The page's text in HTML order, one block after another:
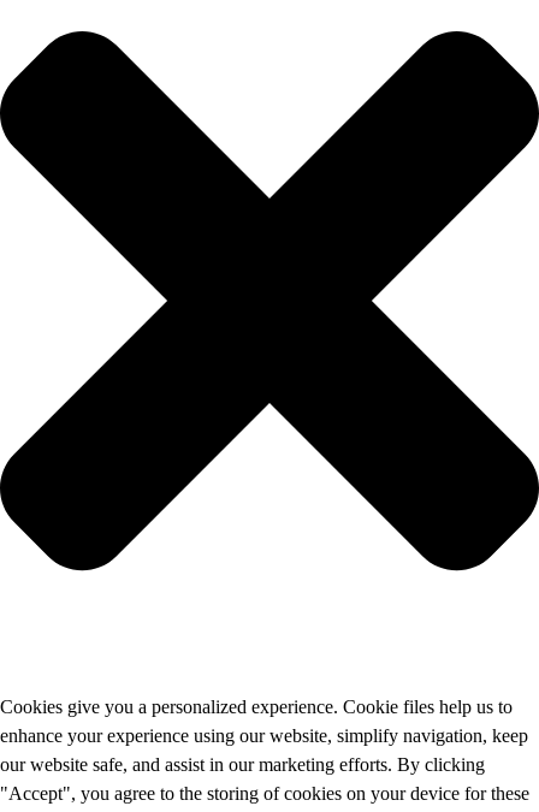
Cookies give you a personalized experience. Cookie files help us to
enhance your experience using our website, simplify navigation, keep
our website safe, and assist in our marketing efforts. By clicking
"Accept", you agree to the storing of cookies on your device for these